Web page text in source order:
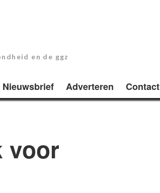
en de ggz
Nieuwsbrief Adverteren Contact
voor